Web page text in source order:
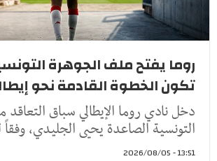
روما يفتح ملف الجوهرة
تكون الخطوة القادمة نحو
دخل نادي روما الإيطالي سباق التعاقد
التونسية الصاعدة يحيى الجليدي،
13:51 - 2026/08/05